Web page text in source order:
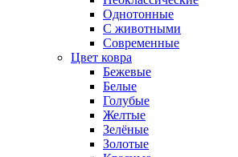
Однотонные
С животными
Современные
Цвет ковра
Бежевые
Белые
Голубые
Желтые
Зелёные
Золотые